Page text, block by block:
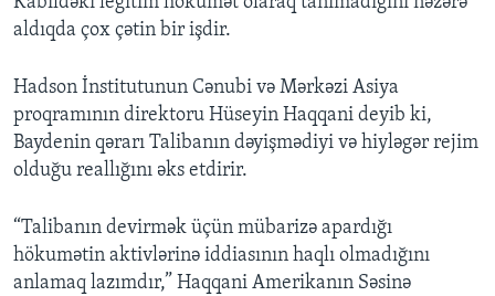
aldıqda çox çətin bir işdir.
Hadson İnstitutunun Cənubi və Mərkəzi Asiya
proqramının direktoru Hüseyin Haqqani deyib ki,
Baydenin qərarı Talibanın dəyişmədiyi və hiyləgər rejim
olduğu reallığını əks etdirir.
“Talibanın devirmək üçün mübarizə apardığı
hökumətin aktivlərinə iddiasının haqlı olmadığını
anlamaq lazımdır,” Haqqani Amerikanın Səsinə